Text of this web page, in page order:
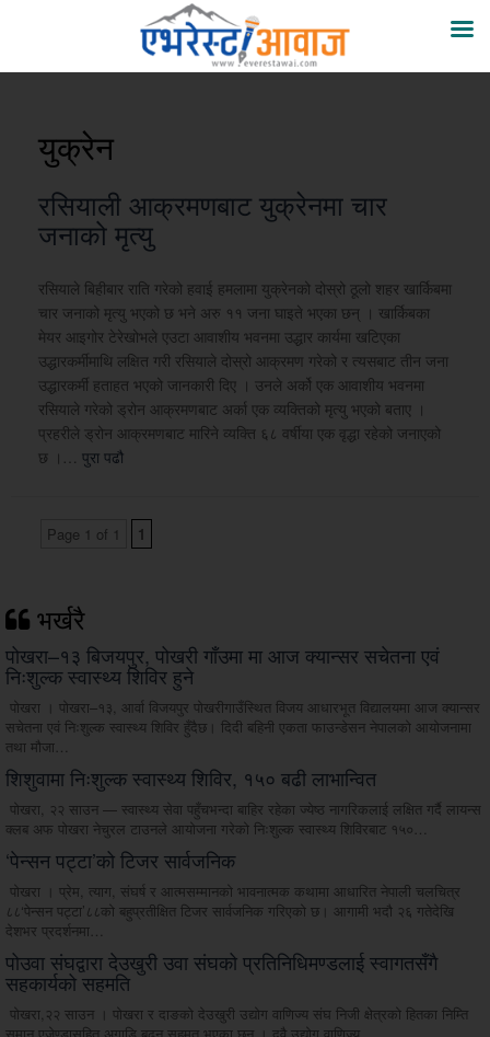
युक्रेन
रसियाली आक्रमणबाट युक्रेनमा चार
जनाको मृत्यु
रसियाले बिहीबार राति गरेको हवाई हमलामा युक्रेनको दोस्रो ठूलो शहर खार्किबमा
चार जनाको मृत्यु भएको छ भने अरु ११ जना घाइते भएका छन् । खार्किबका
मेयर आइगोर टेरेखोभले एउटा आवाशीय भवनमा उद्धार कार्यमा खटिएका
उद्धारकर्मीमाथि लक्षित गरी रसियाले दोस्रो आक्रमण गरेको र त्यसबाट तीन जना
उद्धारकर्मी हताहत भएको जानकारी दिए । उनले अर्को एक आवाशीय भवनमा
रसियाले गरेको ड्रोन आक्रमणबाट अर्का एक व्यक्तिको मृत्यु भएको बताए ।
प्रहरीले ड्रोन आक्रमणबाट मारिने व्यक्ति ६८ वर्षीया एक वृद्धा रहेको जनाएको
छ ।… पुरा पढौ
Page 1 of 1 1
भर्खरै
पोखरा–१३ बिजयपुर, पोखरी गाँउमा मा आज क्यान्सर सचेतना एवं
निःशुल्क स्वास्थ्य शिविर हुने
पोखरा । पोखरा–१३, आर्वा विजयपुर पोखरीगाउँस्थित विजय आधारभूत विद्यालयमा आज क्यान्सर
सचेतना एवं निःशुल्क स्वास्थ्य शिविर हुँदैछ। दिदी बहिनी एकता फाउन्डेसन नेपालको आयोजनामा
तथा मौजा…
शिशुवामा निःशुल्क स्वास्थ्य शिविर, १५० बढी लाभान्वित
पोखरा, २२ साउन — स्वास्थ्य सेवा पहुँचभन्दा बाहिर रहेका ज्येष्ठ नागरिकलाई लक्षित गर्दै लायन्स
क्लब अफ पोखरा नेचुरल टाउनले आयोजना गरेको निःशुल्क स्वास्थ्य शिविरबाट १५०…
‘पेन्सन पट्टा’को टिजर सार्वजनिक
पोखरा । प्रेम, त्याग, संघर्ष र आत्मसम्मानको भावनात्मक कथामा आधारित नेपाली चलचित्र
८८‘पेन्सन पट्टा’८८को बहुप्रतीक्षित टिजर सार्वजनिक गरिएको छ। आगामी भदौ २६ गतेदेखि
देशभर प्रदर्शनमा…
पोउवा संघद्वारा देउखुरी उवा संघको प्रतिनिधिमण्डलाई स्वागतसँगै
सहकार्यको सहमति
पोखरा,२२ साउन । पोखरा र दाङको देउखुरी उद्योग वाणिज्य संघ निजी क्षेत्रको हितका निम्ति